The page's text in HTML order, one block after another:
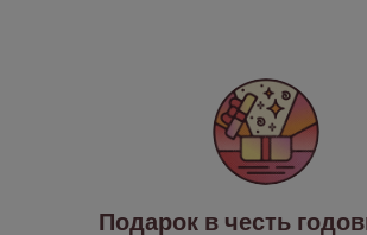
Подарок в честь